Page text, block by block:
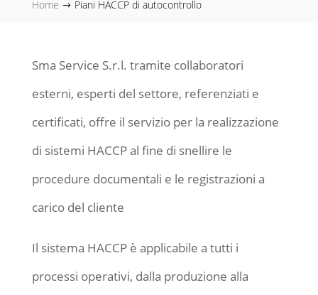
Home $ Piani HACCP di autocontrollo
Sma Service S.r.l. tramite collaboratori
esterni, esperti del settore, referenziati e
certificati, offre il servizio per la realizzazione
di sistemi HACCP al fine di snellire le
procedure documentali e le registrazioni a
carico del cliente
Il sistema HACCP è applicabile a tutti i
processi operativi, dalla produzione alla